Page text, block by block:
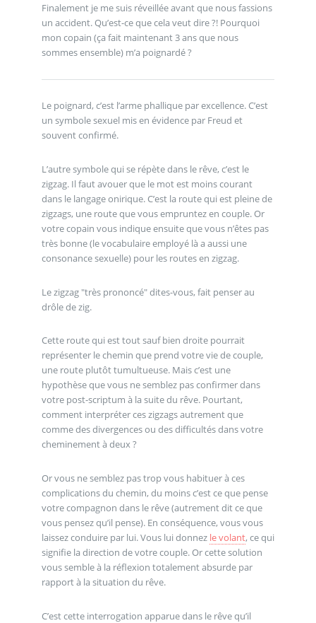
Finalement je me suis réveillée avant que nous fassions
un accident. Qu’est-ce que cela veut dire ?! Pourquoi
mon copain (ça fait maintenant 3 ans que nous
sommes ensemble) m’a poignardé ?
Le poignard, c’est l’arme phallique par excellence. C’est
un symbole sexuel mis en évidence par Freud et
souvent confirmé.
L’autre symbole qui se répète dans le rêve, c’est le
zigzag. Il faut avouer que le mot est moins courant
dans le langage onirique. C’est la route qui est pleine de
zigzags, une route que vous empruntez en couple. Or
votre copain vous indique ensuite que vous n’êtes pas
très bonne (le vocabulaire employé là a aussi une
consonance sexuelle) pour les routes en zigzag.
Le zigzag "très prononcé" dites-vous, fait penser au
drôle de zig.
Cette route qui est tout sauf bien droite pourrait
représenter le chemin que prend votre vie de couple,
une route plutôt tumultueuse. Mais c’est une
hypothèse que vous ne semblez pas confirmer dans
votre post-scriptum à la suite du rêve. Pourtant,
comment interpréter ces zigzags autrement que
comme des divergences ou des difficultés dans votre
cheminement à deux ?
Or vous ne semblez pas trop vous habituer à ces
complications du chemin, du moins c’est ce que pense
votre compagnon dans le rêve (autrement dit ce que
vous pensez qu’il pense). En conséquence, vous vous
laissez conduire par lui. Vous lui donnez le volant, ce qui
signifie la direction de votre couple. Or cette solution
vous semble à la réflexion totalement absurde par
rapport à la situation du rêve.
C’est cette interrogation apparue dans le rêve qu’il